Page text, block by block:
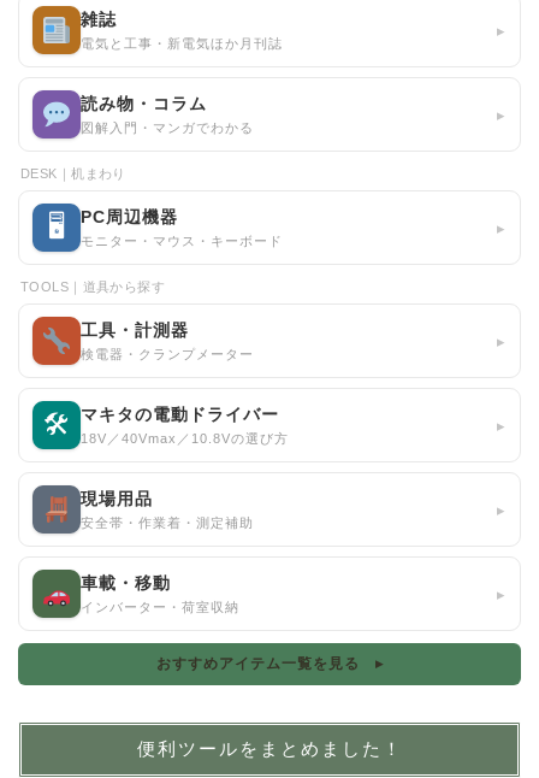
雑誌
電気と工事・新電気ほか月刊誌
▸
読み物・コラム
図解入門・マンガでわかる
▸
DESK｜机まわり
🖥 PC周辺機器
モニター・マウス・キーボード
▸
TOOLS｜道具から探す
工具・計測器
検電器・クランプメーター
▸
🛠 マキタの電動ドライバー
18V／40Vmax／10.8Vの選び方
▸
現場用品
安全帯・作業着・測定補助
▸
車載・移動
インバーター・荷室収納
▸
おすすめアイテム一覧を見る ▸
便利ツールをまとめました！